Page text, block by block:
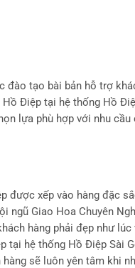
đào tạo bài bản hỗ trợ
Điệp tại hệ thống Hồ
lựa phù hợp với nhu cầu
được xếp vào hàng đặc
ngũ Giao Hoa Chuyên
hàng phải đẹp như
hệ thống Hồ Điệp Sài
sẽ luôn yên tâm khi